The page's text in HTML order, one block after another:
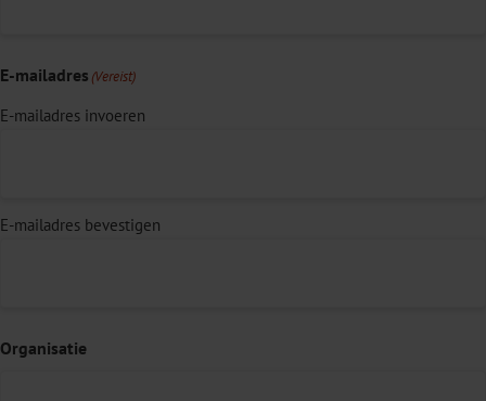
E-mailadres (Vereist)
E-mailadres invoeren
E-mailadres bevestigen
Organisatie